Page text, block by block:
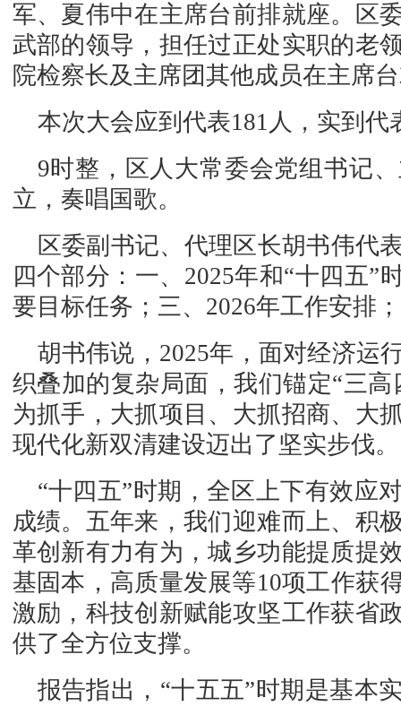
军、夏伟中在主席台前排就座。区
武部的领导，担任过正处实职的老
院检察长及主席团其他成员在主席
本次大会应到代表181人，实到代
9时整，区人大常委会党组书记
立，奏唱国歌。
区委副书记、代理区长胡书伟代
四个部分：一、2025年和“十四五”
要目标任务；三、2026年工作安排
胡书伟说，2025年，面对经济运
织叠加的复杂局面，我们锚定“三
为抓手，大抓项目、大抓招商、大
现代化新双清建设迈出了坚实步伐。
“十四五”时期，全区上下有效应
成绩。五年来，我们迎难而上、积
革创新有力有为，城乡功能提质提
基固本，高质量发展等10项工作获
激励，科技创新赋能攻坚工作获省
供了全方位支撑。
报告指出，“十五五”时期是基本